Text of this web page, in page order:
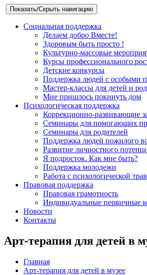
Показать/Скрыть навигацию
Социальная поддержка
Делаем добро Вместе!
Здоровым быть просто !
Культурно-массовые
Курсы профессионального
Детские конкурсы
Поддержка людей с особыми
Мастер-классы для детей и
Мне пришлось покинуть дом
Психологическая поддержка
Коррекционно-развивающие
Семинары для помогающих
Семинары для родителей
Поддержка людей пожилого
Развитие личностного
Я подросток. Как мне быть?
Поддержка молодежи
Работа с психологической
Правовая поддержка
Правовая грамотность
Индивидуальные первичные
Новости
Контакты
Арт-терапия для детей в
Главная
Арт-терапия для детей в музее